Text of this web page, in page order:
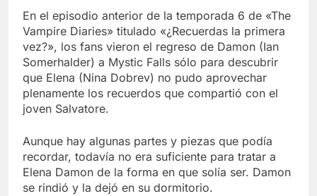
Crucero en México te
lleva a lugares
paranormales con
binoculares de visión
nocturna y reuniones de
secuestrados
7 Años Atrás
La Inteligencia Artificial
deepfake de Samsung
fabrica un clip de
movimiento desde una
7 Años Atrás
En el episodio anterior de la temporada 6 de «The
Vampire Diaries» titulado «¿Recuerdas la primera
vez?», los fans vieron el regreso de Damon (Ian
Somerhalder) a Mystic Falls sólo para descubrir
que Elena (Nina Dobrev) no pudo aprovechar
plenamente los recuerdos que compartió con el
joven Salvatore.
Aunque hay algunas partes y piezas que podía
recordar, todavía no era suficiente para tratar a
Elena Damon de la forma en que solía ser. Damon
se rindió y la dejó en su dormitorio.